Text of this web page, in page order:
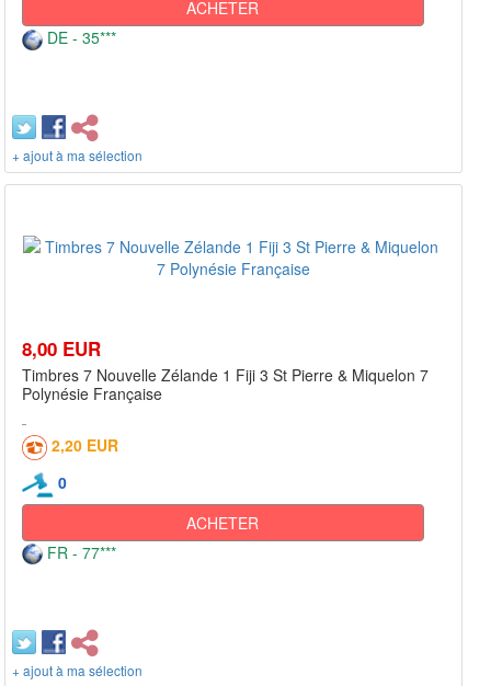
ACHETER
DE - 35***
+ ajout à ma sélection
8,00 EUR
Timbres 7 Nouvelle Zélande 1 Fiji 3 St Pierre & Miquelon 7
Polynésie Française
2,20 EUR
0
ACHETER
FR - 77***
+ ajout à ma sélection